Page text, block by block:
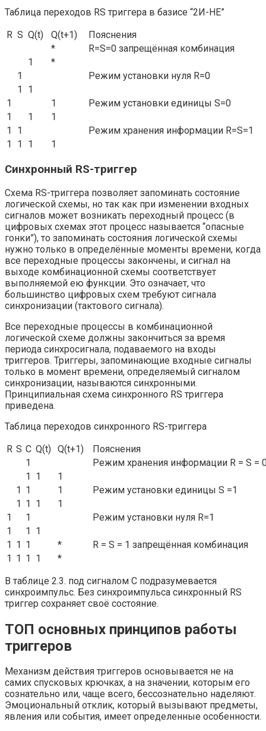
Таблица переходов RS триггера в базисе “2И-НЕ”
R S Q(t) Q(t+1)
Пояснения
*
R=S=0 запрещённая комбинация
1
*
1
Режим установки нуля R=0
1
1
1
1
Режим установки единицы S=0
1
1
1
1
1
Режим хранения информации R=S=1
1
1 1 1
Синхронный RS-триггер
Схема RS-триггера позволяет запоминать состояние
логической схемы, но так как при изменении входных
сигналов может возникать переходный процесс (в
цифровых схемах этот процесс называется “опасные
гонки”), то запоминать состояния логической схемы
нужно только в определённые моменты времени, когда
все переходные процессы закончены, и сигнал на
выходе комбинационной схемы соответствует
выполняемой ею функции. Это означает, что
большинство цифровых схем требуют сигнала
синхронизации (тактового сигнала).
Все переходные процессы в комбинационной
логической схеме должны закончиться за время
периода синхросигнала, подаваемого на входы
триггеров. Триггеры, запоминающие входные сигналы
только в момент времени, определяемый сигналом
синхронизации, называются синхронными.
Принципиальная схема синхронного RS триггера
приведена.
Таблица переходов синхронного RS-триггера
R S C Q(t) Q(t+1)
Пояснения
1
Режим хранения информации R = S =
1 1
1
1 1 1
Режим установки единицы S =1
1 1 1
1
1
1
Режим установки нуля R=1
1
1 1
1 1 1 *
R = S = 1 запрещённая комбинация
1 1 1 1
*
В таблице 2.3. под сигналом С подразумевается
синхроимпульс. Без синхроимпульса синхронный RS
триггер сохраняет своё состояние.
ТОП основных принципов работы
триггеров
Механизм действия триггеров основывается не на
самих спусковых крючках, а на значении, которым его
сознательно или, чаще всего, бессознательно наделяют.
Эмоциональный отклик, который вызывают предметы,
явления или события, имеет определенные особенности.